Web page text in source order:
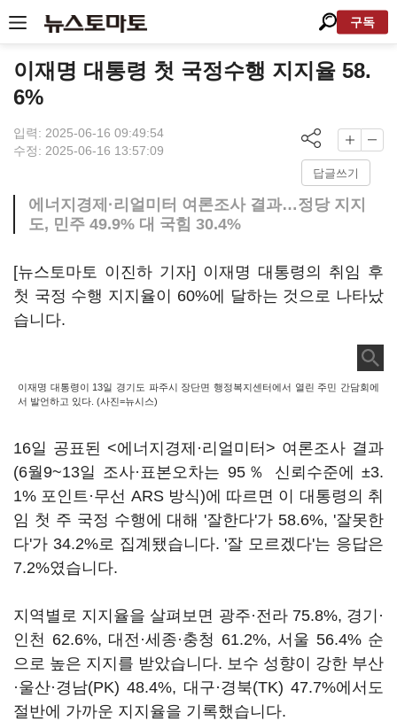
구독
이재명 대통령 첫 국정수행 지지율 58.
6%
입력: 2025-06-16 09:49:54
수정: 2025-06-16 13:57:09
답글쓰기
에너지경제·리얼미터 여론조사 결과…정당 지지
도, 민주 49.9% 대 국힘 30.4%
[뉴스토마토 이진하 기자] 이재명 대통령의 취임 후
첫 국정 수행 지지율이 60%에 달하는 것으로 나타났
습니다.
이재명 대통령이 13일 경기도 파주시 장단면 행정복지센터에서 열린 주민 간담회에
서 발언하고 있다. (사진=뉴시스)
16일 공표된 <에너지경제·리얼미터> 여론조사 결과
(6월9~13일 조사·표본오차는 95％ 신뢰수준에 ±3.
1% 포인트·무선 ARS 방식)에 따르면 이 대통령의 취
임 첫 주 국정 수행에 대해 '잘한다'가 58.6%, '잘못한
다'가 34.2%로 집계됐습니다. '잘 모르겠다'는 응답은
7.2%였습니다.
지역별로 지지율을 살펴보면 광주·전라 75.8%, 경기·
인천 62.6%, 대전·세종·충청 61.2%, 서울 56.4% 순
으로 높은 지지를 받았습니다. 보수 성향이 강한 부산
·울산·경남(PK) 48.4%, 대구·경북(TK) 47.7%에서도
절반에 가까운 지지율을 기록했습니다.